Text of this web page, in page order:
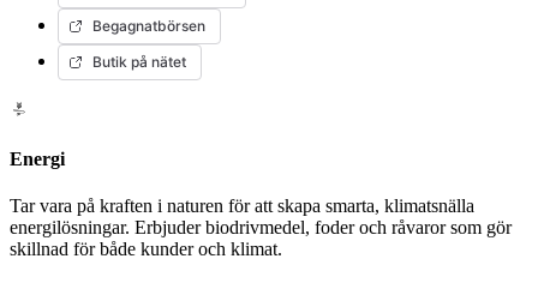
Begagnatbörsen
Butik på nätet
Energi
Tar vara på kraften i naturen för att skapa smarta, klimatsnälla
energilösningar. Erbjuder biodrivmedel, foder och råvaror som gör
skillnad för både kunder och klimat.